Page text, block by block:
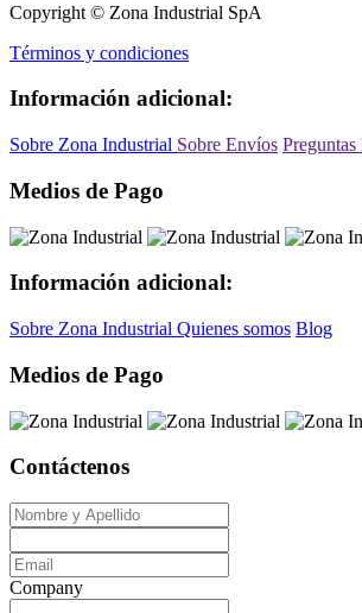
Copyright © Zona Industrial SpA
Términos y condiciones
Información adicional:
Sobre Zona Industrial Sobre Envíos Preguntas
Medios de Pago
Información adicional:
Sobre Zona Industrial Quienes somos Blog
Medios de Pago
Contáctenos
Company